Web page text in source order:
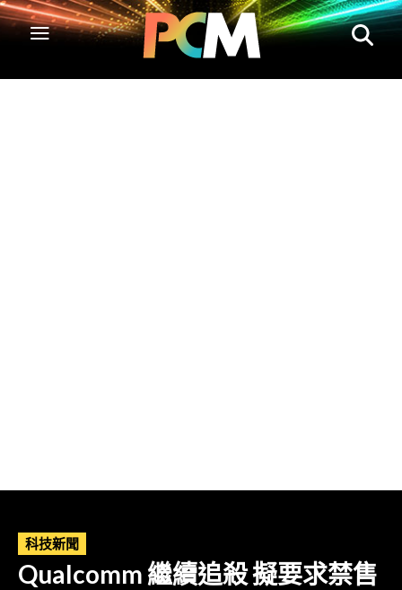
科技新聞
Qualcomm 繼續追殺 擬要求禁售